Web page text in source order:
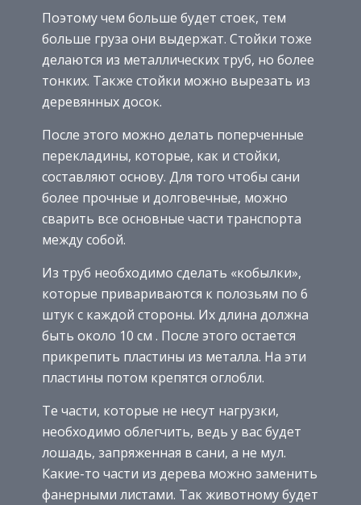
Поэтому чем больше будет стоек, тем
больше груза они выдержат. Стойки тоже
делаются из металлических труб, но более
тонких. Также стойки можно вырезать из
деревянных досок.
После этого можно делать поперченные
перекладины, которые, как и стойки,
составляют основу. Для того чтобы сани
более прочные и долговечные, можно
сварить все основные части транспорта
между собой.
Из труб необходимо сделать «кобылки»,
которые привариваются к полозьям по 6
штук с каждой стороны. Их длина должна
быть около 10 см . После этого остается
прикрепить пластины из металла. На эти
пластины потом крепятся оглобли.
Те части, которые не несут нагрузки,
необходимо облегчить, ведь у вас будет
лошадь, запряженная в сани, а не мул.
Какие-то части из дерева можно заменить
фанерными листами. Так животному будет